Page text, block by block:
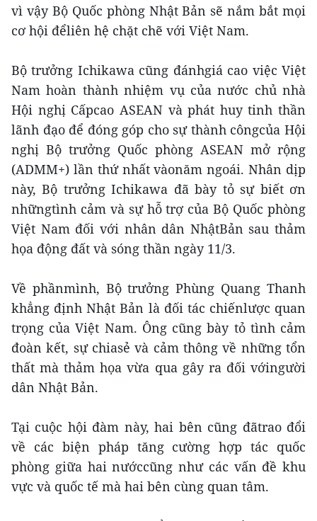
vì vậy Bộ Quốc phòng Nhật Bản sẽ nắm bắt mọi
cơ hội đểliên hệ chặt chẽ với Việt Nam.
Bộ trưởng Ichikawa cũng đánhgiá cao việc Việt
Nam hoàn thành nhiệm vụ của nước chủ nhà
Hội nghị Cấpcao ASEAN và phát huy tinh thần
lãnh đạo để đóng góp cho sự thành côngcủa Hội
nghị Bộ trưởng Quốc phòng ASEAN mở rộng
(ADMM+) lần thứ nhất vàonăm ngoái. Nhân dịp
này, Bộ trưởng Ichikawa đã bày tỏ sự biết ơn
nhữngtình cảm và sự hỗ trợ của Bộ Quốc phòng
Việt Nam đối với nhân dân NhậtBản sau thảm
họa động đất và sóng thần ngày 11/3.
Về phầnmình, Bộ trưởng Phùng Quang Thanh
khẳng định Nhật Bản là đối tác chiếnlược quan
trọng của Việt Nam. Ông cũng bày tỏ tình cảm
đoàn kết, sự chiasẻ và cảm thông về những tổn
thất mà thảm họa vừa qua gây ra đối vớingười
dân Nhật Bản.
Tại cuộc hội đàm này, hai bên cũng đãtrao đổi
về các biện pháp tăng cường hợp tác quốc
phòng giữa hai nướccũng như các vấn đề khu
vực và quốc tế mà hai bên cùng quan tâm.